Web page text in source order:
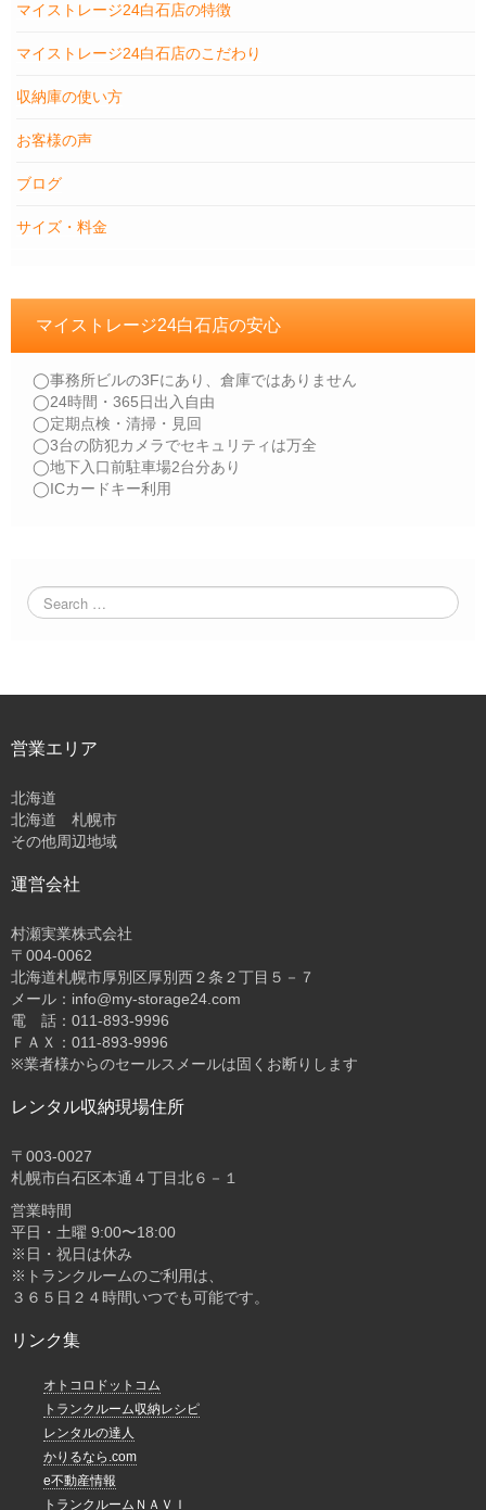
マイストレージ24白石店の特徴
マイストレージ24白石店のこだわり
収納庫の使い方
お客様の声
ブログ
サイズ・料金
マイストレージ24白石店の安心
◯事務所ビルの3Fにあり、倉庫ではありません
◯24時間・365日出入自由
◯定期点検・清掃・見回
◯3台の防犯カメラでセキュリティは万全
◯地下入口前駐車場2台分あり
◯ICカードキー利用
営業エリア
北海道
北海道 札幌市
その他周辺地域
運営会社
村瀬実業株式会社
〒004-0062
北海道札幌市厚別区厚別西２条２丁目５－７
メール：info@my-storage24.com
電 話：011-893-9996
ＦＡＸ：011-893-9996
※業者様からのセールスメールは固くお断りします
レンタル収納現場住所
〒003-0027
札幌市白石区本通４丁目北６－１
営業時間
平日・土曜 9:00〜18:00
※日・祝日は休み
※トランクルームのご利用は、
３６５日２４時間いつでも可能です。
リンク集
オトコロドットコム
トランクルーム収納レシピ
レンタルの達人
かりるなら.com
e不動産情報
トランクルームＮＡＶＩ